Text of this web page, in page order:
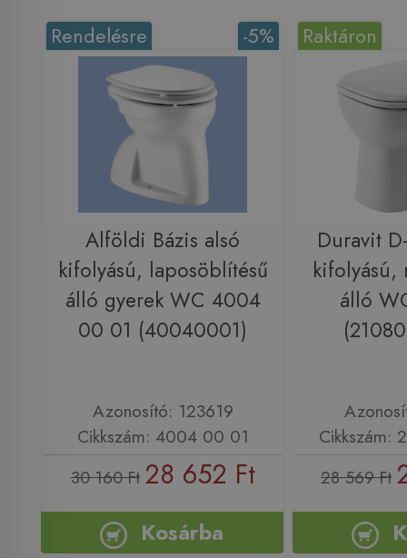
-5%
Rendelésre
Alföldi Bázis alsó
kifolyású, laposöblítésű
álló gyerek WC 4004
00 01 (40040001)
Azonosító: 123619
Cikkszám: 4004 00 01
30 160 Ft 28 652 Ft
Kosárba
Raktáron
Duravit
kifolyású,
álló
Cikkszám:
28 569 Ft